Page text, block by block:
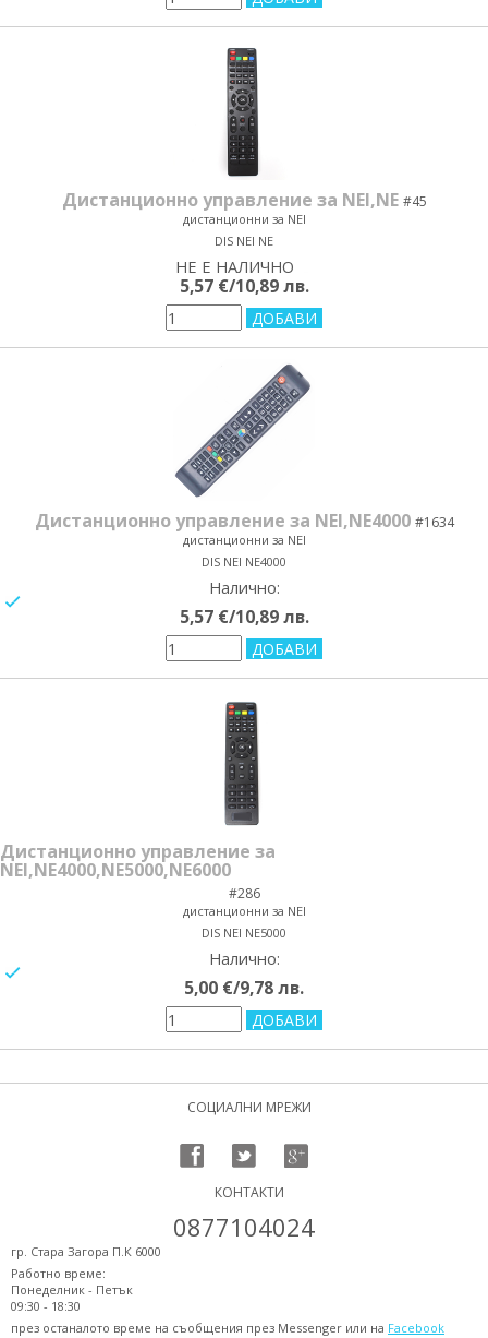
Дистанционно управление за NEI,NE #45
дистанционни за NEI
DIS NEI NE
НЕ Е НАЛИЧНО
5,57 €/10,89 лв.
Дистанционно управление за NEI,NE4000 #1634
дистанционни за NEI
DIS NEI NE4000
Налично:
5,57 €/10,89 лв.
Дистанционно управление за
NEI,NE4000,NE5000,NE6000
#286
дистанционни за NEI
DIS NEI NE5000
Налично:
5,00 €/9,78 лв.
СОЦИАЛНИ МРЕЖИ
КОНТАКТИ
0877104024
гр. Стара Загора П.К 6000
Работно време:
Понеделник - Петък
09:30 - 18:30
през останалото време на съобщения през Messenger или на Facebook